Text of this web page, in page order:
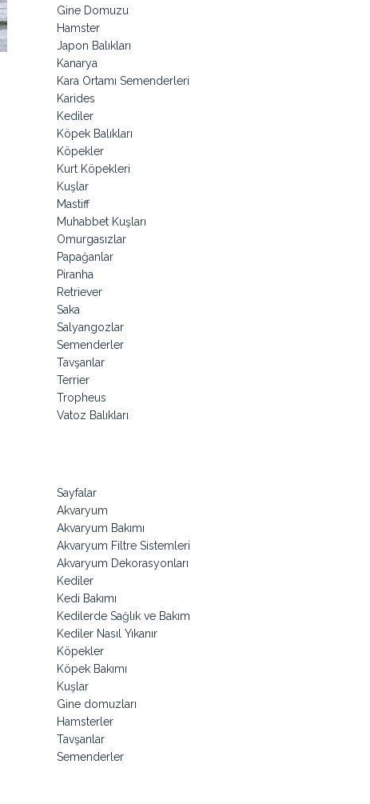
Gine Domuzu
Hamster
Japon Balıkları
Kanarya
Kara Ortamı Semenderleri
Karides
Kediler
Köpek Balıkları
Köpekler
Kurt Köpekleri
Kuşlar
Mastiff
Muhabbet Kuşları
Omurgasızlar
Papağanlar
Piranha
Retriever
Saka
Salyangozlar
Semenderler
Tavşanlar
Terrier
Tropheus
Vatoz Balıkları
Sayfalar
Akvaryum
Akvaryum Bakımı
Akvaryum Filtre Sistemleri
Akvaryum Dekorasyonları
Kediler
Kedi Bakımı
Kedilerde Sağlık ve Bakım
Kediler Nasıl Yıkanır
Köpekler
Köpek Bakımı
Kuşlar
Gine domuzları
Hamsterler
Tavşanlar
Semenderler